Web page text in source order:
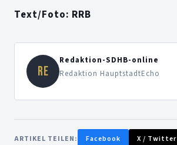
Text/Foto: RRB
RE
Redaktion-SDHB-online
Redaktion HauptstadtEcho
ARTIKEL TEILEN: Facebook X / Twitter